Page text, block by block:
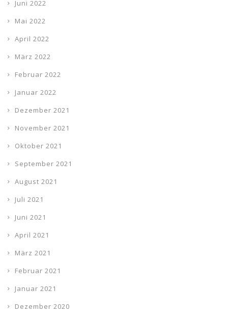
Juni 2022
Mai 2022
April 2022
März 2022
Februar 2022
Januar 2022
Dezember 2021
November 2021
Oktober 2021
September 2021
August 2021
Juli 2021
Juni 2021
April 2021
März 2021
Februar 2021
Januar 2021
Dezember 2020